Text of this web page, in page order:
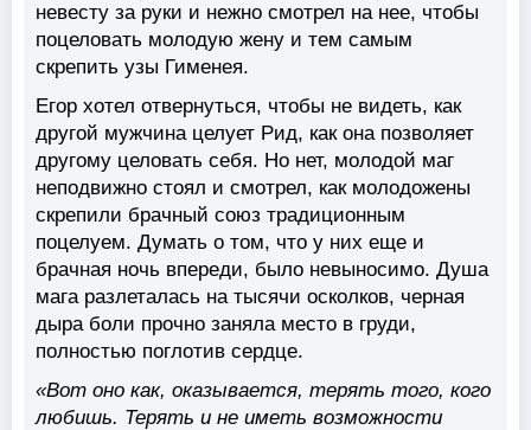
невесту за руки и нежно смотрел на нее, чтобы
поцеловать молодую жену и тем самым
скрепить узы Гименея.
Егор хотел отвернуться, чтобы не видеть, как
другой мужчина целует Рид, как она позволяет
другому целовать себя. Но нет, молодой маг
неподвижно стоял и смотрел, как молодожены
скрепили брачный союз традиционным
поцелуем. Думать о том, что у них еще и
брачная ночь впереди, было невыносимо. Душа
мага разлеталась на тысячи осколков, черная
дыра боли прочно заняла место в груди,
полностью поглотив сердце.
«Вот оно как, оказывается, терять того, кого
любишь. Терять и не иметь возможности